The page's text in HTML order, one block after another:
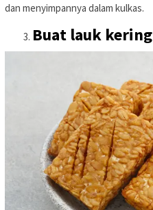
dan menyimpannya dalam kulkas.
Buat lauk kering